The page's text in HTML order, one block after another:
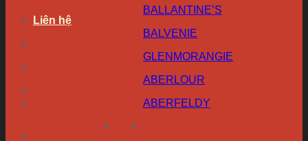
Liên hệ
BALLANTINE’S
BALVENIE
GLENMORANGIE
ABERLOUR
ABERFELDY